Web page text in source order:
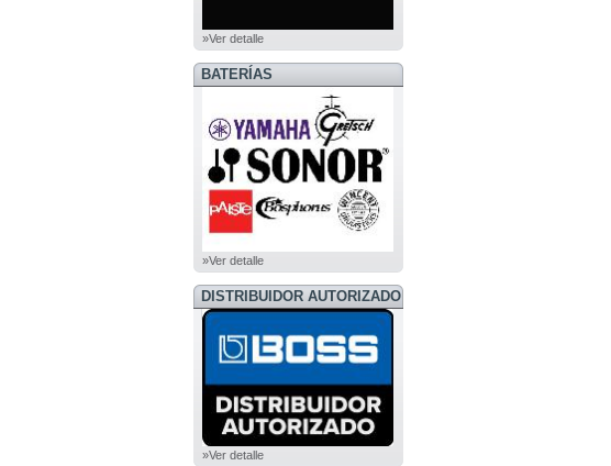
»Ver detalle
BATERÍAS
»Ver detalle
DISTRIBUIDOR AUTORIZADO
BOSS
»Ver detalle